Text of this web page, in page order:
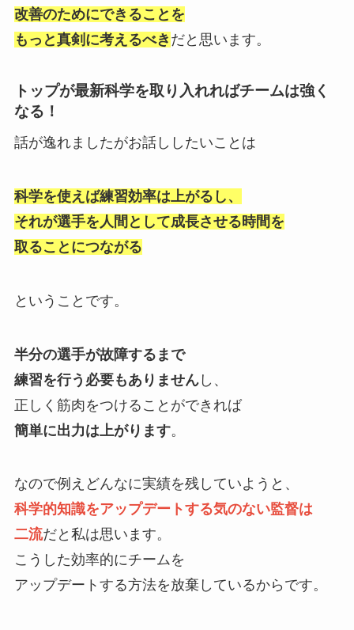
改善のためにできることを
もっと真剣に考えるべき だと思います。
トップが最新科学を取り入れればチームは強く
なる！
話が逸れましたがお話ししたいことは
科学を使えば練習効率は上がるし、
それが選手を人間として成長させる時間を
取ることにつながる
ということです。
半分の選手が故障するまで
練習を行う必要もありませんし、
正しく筋肉をつけることができれば
簡単に出力は上がります。
なので例えどんなに実績を残していようと、
科学的知識をアップデートする気のない監督は
二流だと私は思います。
こうした効率的にチームを
アップデートする方法を放棄しているからです。